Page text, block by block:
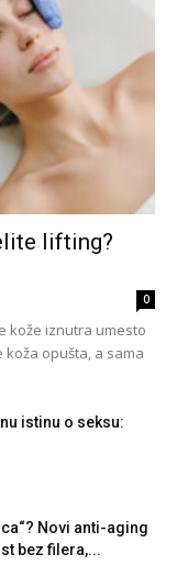
lifting?
0
kože iznutra umesto
opušta, a sama
istinu o seksu:
Novi anti-aging
bez filera,...